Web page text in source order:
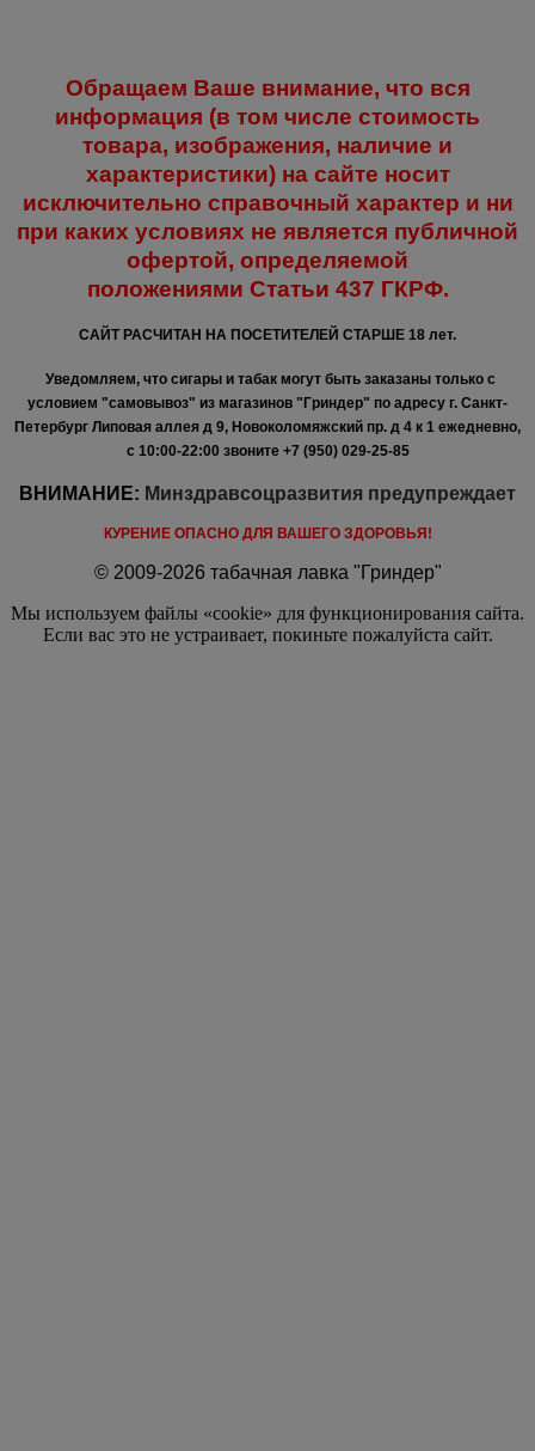
Обращаем Ваше внимание, что вся
информация (в том числе стоимость
товара, изображения, наличие и
характеристики) на сайте носит
исключительно справочный характер и ни
при каких условиях не является публичной
офертой, определяемой
положениями Статьи 437 ГКРФ.
САЙТ РАСЧИТАН НА ПОСЕТИТЕЛЕЙ СТАРШЕ 18 лет.
Уведомляем, что сигары и табак могут быть заказаны только с
условием "самовывоз" из магазинов "Гриндер" по адресу г. Санкт-
Петербург Липовая аллея д 9, Новоколомяжский пр. д 4 к 1 ежедневно,
с 10:00-22:00 звоните +7 (950) 029-25-85
ВНИМАНИЕ: Минздравсоцразвития предупреждает
КУРЕНИЕ ОПАСНО ДЛЯ ВАШЕГО ЗДОРОВЬЯ!
© 2009-2026 табачная лавка "Гриндер"
Мы используем файлы «cookie» для функционирования сайта.
Если вас это не устраивает, покиньте пожалуйста сайт.